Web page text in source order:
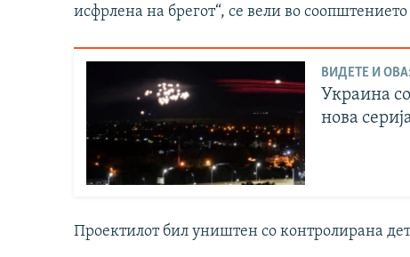
исфрлена на брегот“, се вели во
ВИДЕТЕ И ОВА:
Украина
нова
Проектилот бил уништен со контролирана